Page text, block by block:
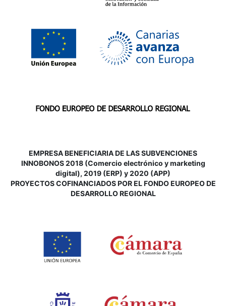
EMPRESA BENEFICIARIA DE LAS SUBVENCIONES
INNOBONOS 2018 (Comercio electrónico y marketing
digital), 2019 (ERP) y 2020 (APP)
PROYECTOS COFINANCIADOS POR EL FONDO EUROPEO DE
DESARROLLO REGIONAL